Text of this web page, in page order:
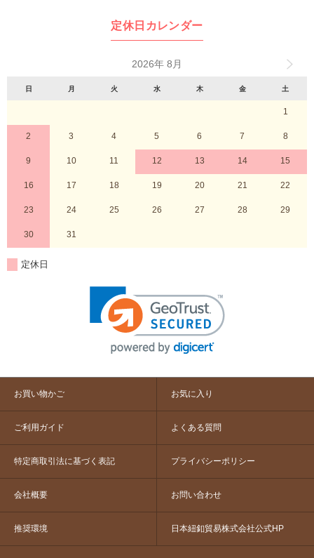
定休日カレンダー
2026年 8月
日 月 火 水 木 金 土
1
2 3 4 5 6 7 8
9 10 11 12 13 14 15
16 17 18 19 20 21 22
23 24 25 26 27 28 29
30 31
定休日
お買い物かご お気に入り
ご利用ガイド よくある質問
特定商取引法に基づく表記 プライバシーポリシー
会社概要 お問い合わせ
推奨環境 日本紐釦貿易株式会社公式HP